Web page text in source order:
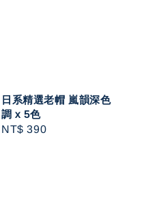
日系精選老帽 嵐韻深色
調 x 5色
Regular
NT$ 390